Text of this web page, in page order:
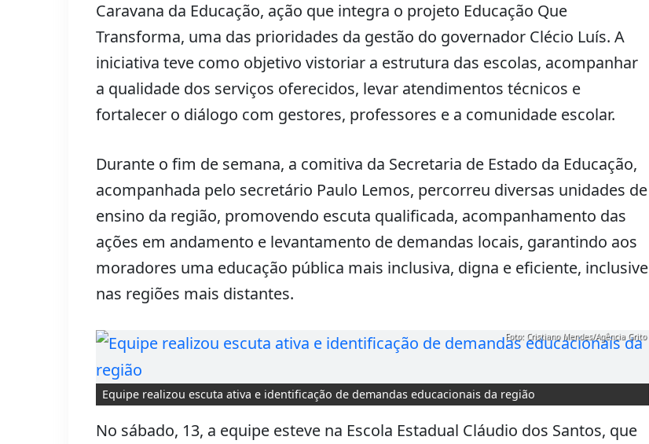
Caravana da Educação, ação que integra o projeto Educação Que
Transforma, uma das prioridades da gestão do governador Clécio Luís. A
iniciativa teve como objetivo vistoriar a estrutura das escolas, acompanhar
a qualidade dos serviços oferecidos, levar atendimentos técnicos e
fortalecer o diálogo com gestores, professores e a comunidade escolar.
Durante o fim de semana, a comitiva da Secretaria de Estado da Educação,
acompanhada pelo secretário Paulo Lemos, percorreu diversas unidades de
ensino da região, promovendo escuta qualificada, acompanhamento das
ações em andamento e levantamento de demandas locais, garantindo aos
moradores uma educação pública mais inclusiva, digna e eficiente, inclusive
nas regiões mais distantes.
Equipe realizou escuta ativa e identificação de demandas educacionais da região
Foto: Cristiano Mendes/Agência Grito
No sábado, 13, a equipe esteve na Escola Estadual Cláudio dos Santos, que